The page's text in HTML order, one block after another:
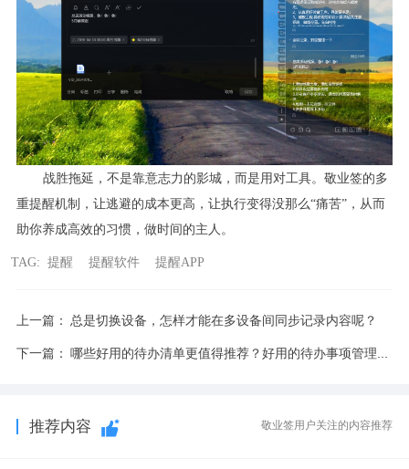
战胜拖延，不是靠意志力的影城，而是用对工具。敬业签的多
重提醒机制，让逃避的成本更高，让执行变得没那么“痛苦”，从而
助你养成高效的习惯，做时间的主人。
TAG: 提醒 提醒软件 提醒APP
上一篇： 总是切换设备，怎样才能在多设备间同步记录内容呢？
下一篇： 哪些好用的待办清单更值得推荐？好用的待办事项管理app
推荐内容 敬业签用户关注的内容推荐